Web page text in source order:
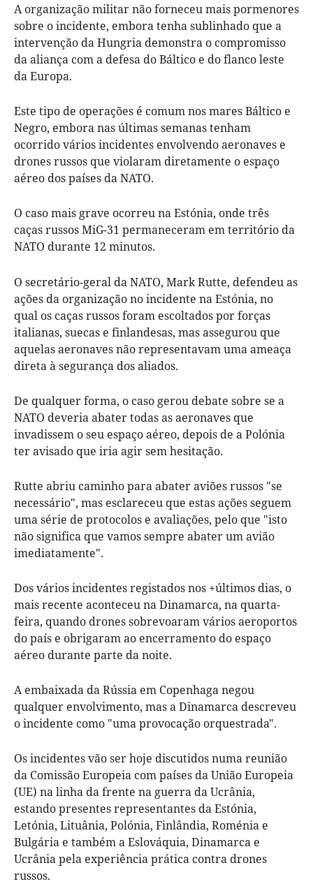
A organização militar não forneceu mais pormenores
sobre o incidente, embora tenha sublinhado que a
intervenção da Hungria demonstra o compromisso
da aliança com a defesa do Báltico e do flanco leste
da Europa.
Este tipo de operações é comum nos mares Báltico e
Negro, embora nas últimas semanas tenham
ocorrido vários incidentes envolvendo aeronaves e
drones russos que violaram diretamente o espaço
aéreo dos países da NATO.
O caso mais grave ocorreu na Estónia, onde três
caças russos MiG-31 permaneceram em território da
NATO durante 12 minutos.
O secretário-geral da NATO, Mark Rutte, defendeu as
ações da organização no incidente na Estónia, no
qual os caças russos foram escoltados por forças
italianas, suecas e finlandesas, mas assegurou que
aquelas aeronaves não representavam uma ameaça
direta à segurança dos aliados.
De qualquer forma, o caso gerou debate sobre se a
NATO deveria abater todas as aeronaves que
invadissem o seu espaço aéreo, depois de a Polónia
ter avisado que iria agir sem hesitação.
Rutte abriu caminho para abater aviões russos "se
necessário", mas esclareceu que estas ações seguem
uma série de protocolos e avaliações, pelo que "isto
não significa que vamos sempre abater um avião
imediatamente".
Dos vários incidentes registados nos +últimos dias, o
mais recente aconteceu na Dinamarca, na quarta-
feira, quando drones sobrevoaram vários aeroportos
do país e obrigaram ao encerramento do espaço
aéreo durante parte da noite.
A embaixada da Rússia em Copenhaga negou
qualquer envolvimento, mas a Dinamarca descreveu
o incidente como "uma provocação orquestrada".
Os incidentes vão ser hoje discutidos numa reunião
da Comissão Europeia com países da União Europeia
(UE) na linha da frente na guerra da Ucrânia,
estando presentes representantes da Estónia,
Letónia, Lituânia, Polónia, Finlândia, Roménia e
Bulgária e também a Eslováquia, Dinamarca e
Ucrânia pela experiência prática contra drones
russos.